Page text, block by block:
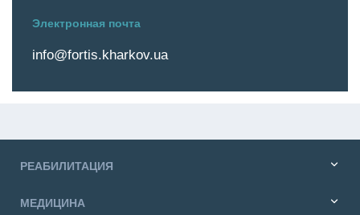
Электронная почта
info@fortis.kharkov.ua
РЕАБИЛИТАЦИЯ
МЕДИЦИНА